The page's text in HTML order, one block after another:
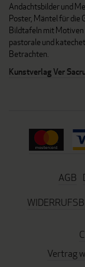
Andachtsbilder und
Poster, Mäntel für die
Bildtafeln mit Motiven
pastorale und
Betrachten.
Kunstverlag Ver
AGB
Vertrag